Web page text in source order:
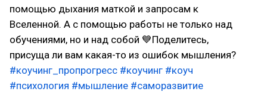
помощью дыхания маткой и запросам к
Вселенной. А с помощью работы не только над
обучениями, но и над собой 💙Поделитесь,
присуща ли вам какая-то из ошибок мышления?
#коучинг_пропрогресс #коучинг #коуч
#психология #мышление #саморазвитие